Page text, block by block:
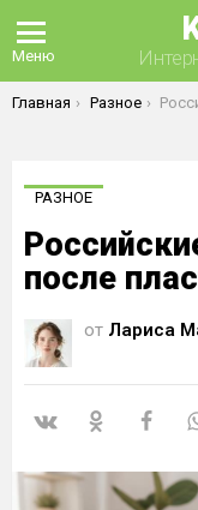
Меню
Вы здесь:
Главная Разное
РАЗНОЕ
после
от Лариса